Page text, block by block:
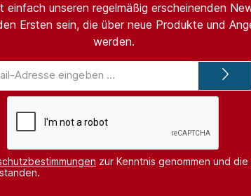
einfach unseren regelmäßig erscheinenden
Ersten sein, die über neue Produkte und
werden.
Mail-
Adresse*
zur Kenntnis genommen und die